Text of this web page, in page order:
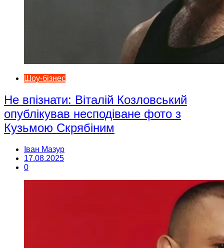
Шоу-бізнес
Не впізнати: Віталій Козловський
опублікував несподіване фото з
Кузьмою Скрябіним
Іван Мазур
17.08.2025
0